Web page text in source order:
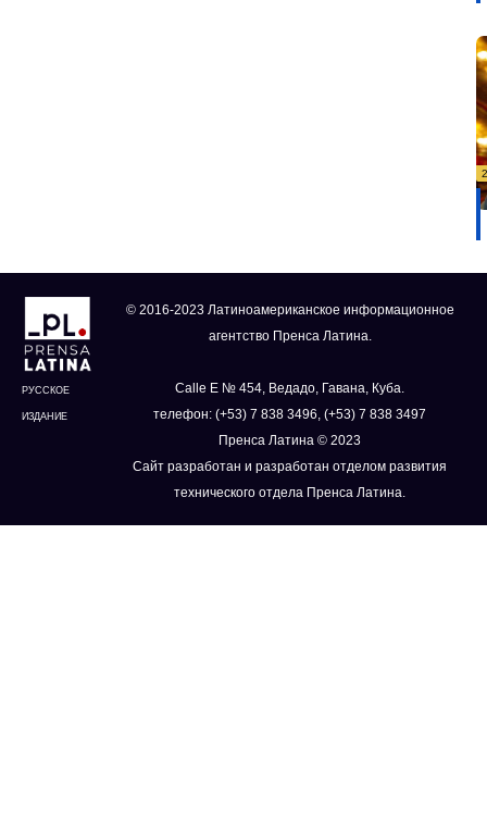
РУССКОЕ
ИЗДАНИЕ
© 2016-2023 Латиноамериканское информационное
агентство Пренса Латина.
Calle E № 454, Ведадо, Гавана, Куба.
телефон: (+53) 7 838 3496, (+53) 7 838 3497
Пренса Латина © 2023
Сайт разработан и разработан отделом развития
технического отдела Пренса Латина.